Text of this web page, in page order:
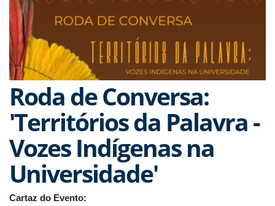
Roda de Conversa:
'Territórios da Palavra -
Vozes Indígenas na
Universidade'
Cartaz do Evento: